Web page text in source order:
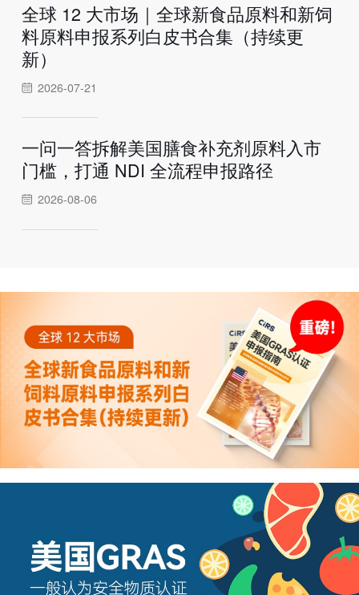
全球 12 大市场｜全球新食品原料和新饲
料原料申报系列白皮书合集（持续更
新）
2026-07-21
一问一答拆解美国膳食补充剂原料入市
门槛，打通 NDI 全流程申报路径
2026-08-06